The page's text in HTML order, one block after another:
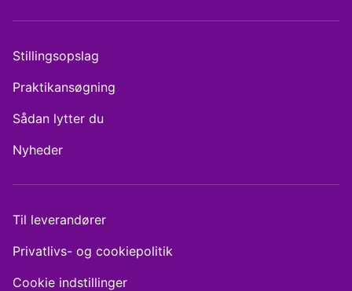
Stillingsopslag
Praktikansøgning
Sådan lytter du
Nyheder
Til leverandører
Privatlivs- og cookiepolitik
Cookie indstillinger